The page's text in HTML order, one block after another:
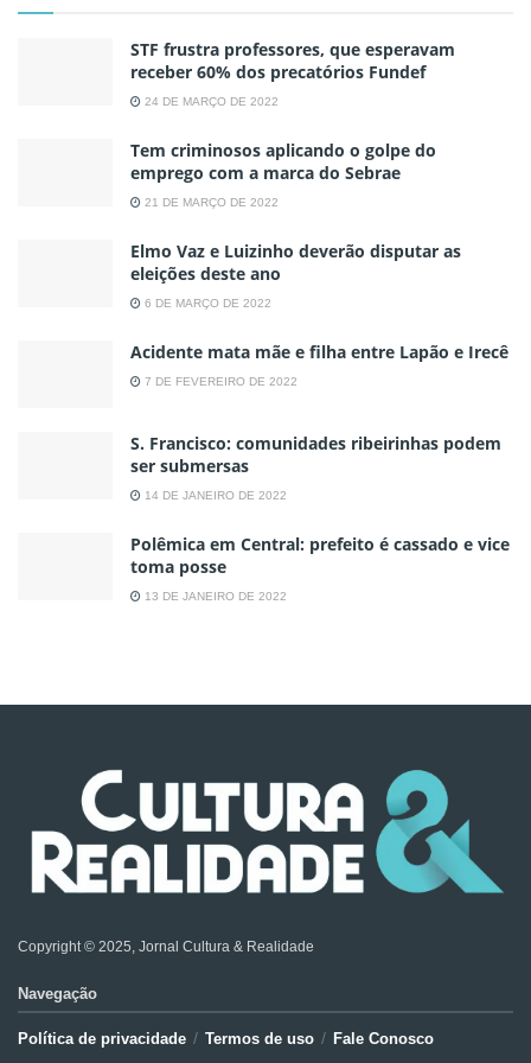
STF frustra professores, que esperavam
receber 60% dos precatórios Fundef
24 DE MARÇO DE 2022
Tem criminosos aplicando o golpe do
emprego com a marca do Sebrae
21 DE MARÇO DE 2022
Elmo Vaz e Luizinho deverão disputar as
eleições deste ano
6 DE MARÇO DE 2022
Acidente mata mãe e filha entre Lapão e Irecê
7 DE FEVEREIRO DE 2022
S. Francisco: comunidades ribeirinhas podem
ser submersas
14 DE JANEIRO DE 2022
Polêmica em Central: prefeito é cassado e vice
toma posse
13 DE JANEIRO DE 2022
Copyright © 2025, Jornal Cultura & Realidade
Navegação
Política de privacidade Termos de uso Fale Conosco